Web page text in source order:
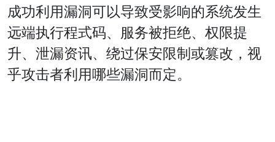
成功利用漏洞可以导致受影响的系统发生
远端执行程式码、服务被拒绝、权限提
升、泄漏资讯、绕过保安限制或篡改，视
乎攻击者利用哪些漏洞而定。